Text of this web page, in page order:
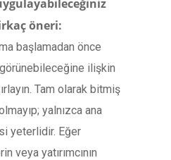
öneri:
başlamadan önce
görünebileceğine ilişkin
Tam olarak bitmiş
yalnızca ana
yeterlidir. Eğer
veya yatırımcının